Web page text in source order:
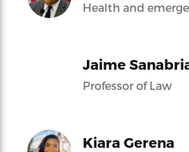
Health and
Jaime
Professor of Law
Kiara Gerena